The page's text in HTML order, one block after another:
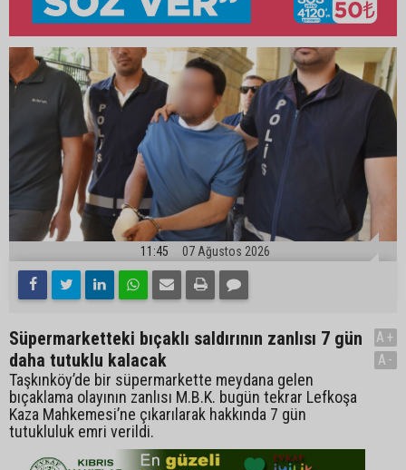
11:45 07 Ağustos 2026
Süpermarketteki bıçaklı saldırının zanlısı 7 gün
daha tutuklu kalacak
Taşkınköy’de bir süpermarkette meydana gelen
bıçaklama olayının zanlısı M.B.K. bugün tekrar Lefkoşa
Kaza Mahkemesi’ne çıkarılarak hakkında 7 gün
tutukluluk emri verildi.
A+
A-